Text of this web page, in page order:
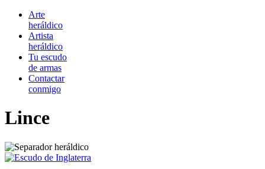
Arte
heráldico
Artista
heráldico
Tu escudo
de armas
Contactar
conmigo
Lince